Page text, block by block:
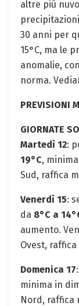
altre più
‌30 anni per⁤
15°C, ma ‌le
anomalie,
norma.
PREVISIONI
GIORNATE
Martedì 12:
19°C,
Sud, raffica⁤
Venerdì 15:
da 8°C ⁣a
aumento.
Ovest,
Domenica 17
minima in
Nord, raffica